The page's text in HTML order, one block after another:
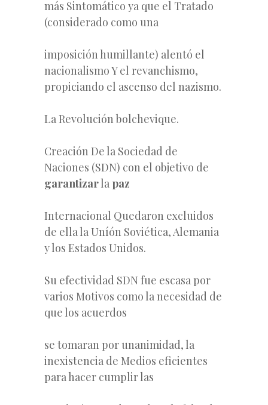
más Sintomático ya que el Tratado
(considerado como una
imposición humillante) alentó el
nacionalismo Y el revanchismo,
propiciando el ascenso del nazismo.
La Revolución bolchevique.
Creación De la Sociedad de
Naciones (SDN) con el objetivo de
garantizarla paz
Internacional Quedaron excluidos
de ella la Uníón Soviética, Alemania
y los Estados Unidos.
Su efectividad SDN fue escasa por
varios Motivos como la necesidad de
que los acuerdos
se tomaran por unanimidad, la
inexistencia de Medios eficientes
para hacer cumplir las